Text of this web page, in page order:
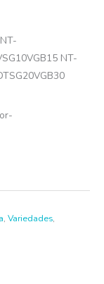
NT-
, Variedades,